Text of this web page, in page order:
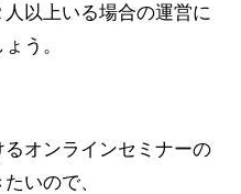
以上いる場合の運営に
う。
オンラインセミナーの
いので、